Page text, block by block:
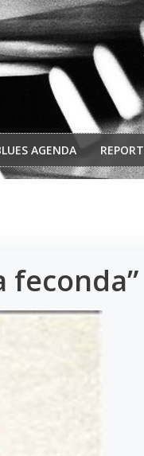
AGENDA REPORT
feconda”